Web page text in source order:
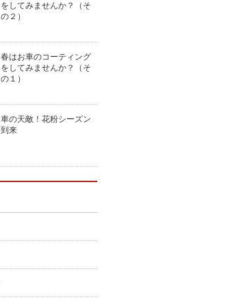
をしてみませんか？（そ
の２）
春はお車のコーティング
をしてみませんか？（そ
の１）
車の天敵！花粉シーズン
到来